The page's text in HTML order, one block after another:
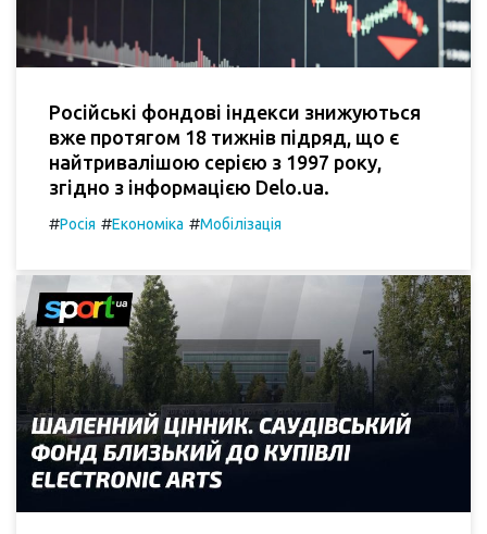
Російські фондові індекси знижуються
вже протягом 18 тижнів підряд, що є
найтривалішою серією з 1997 року,
згідно з інформацією Delo.ua.
#Росія #Економіка #Мобілізація